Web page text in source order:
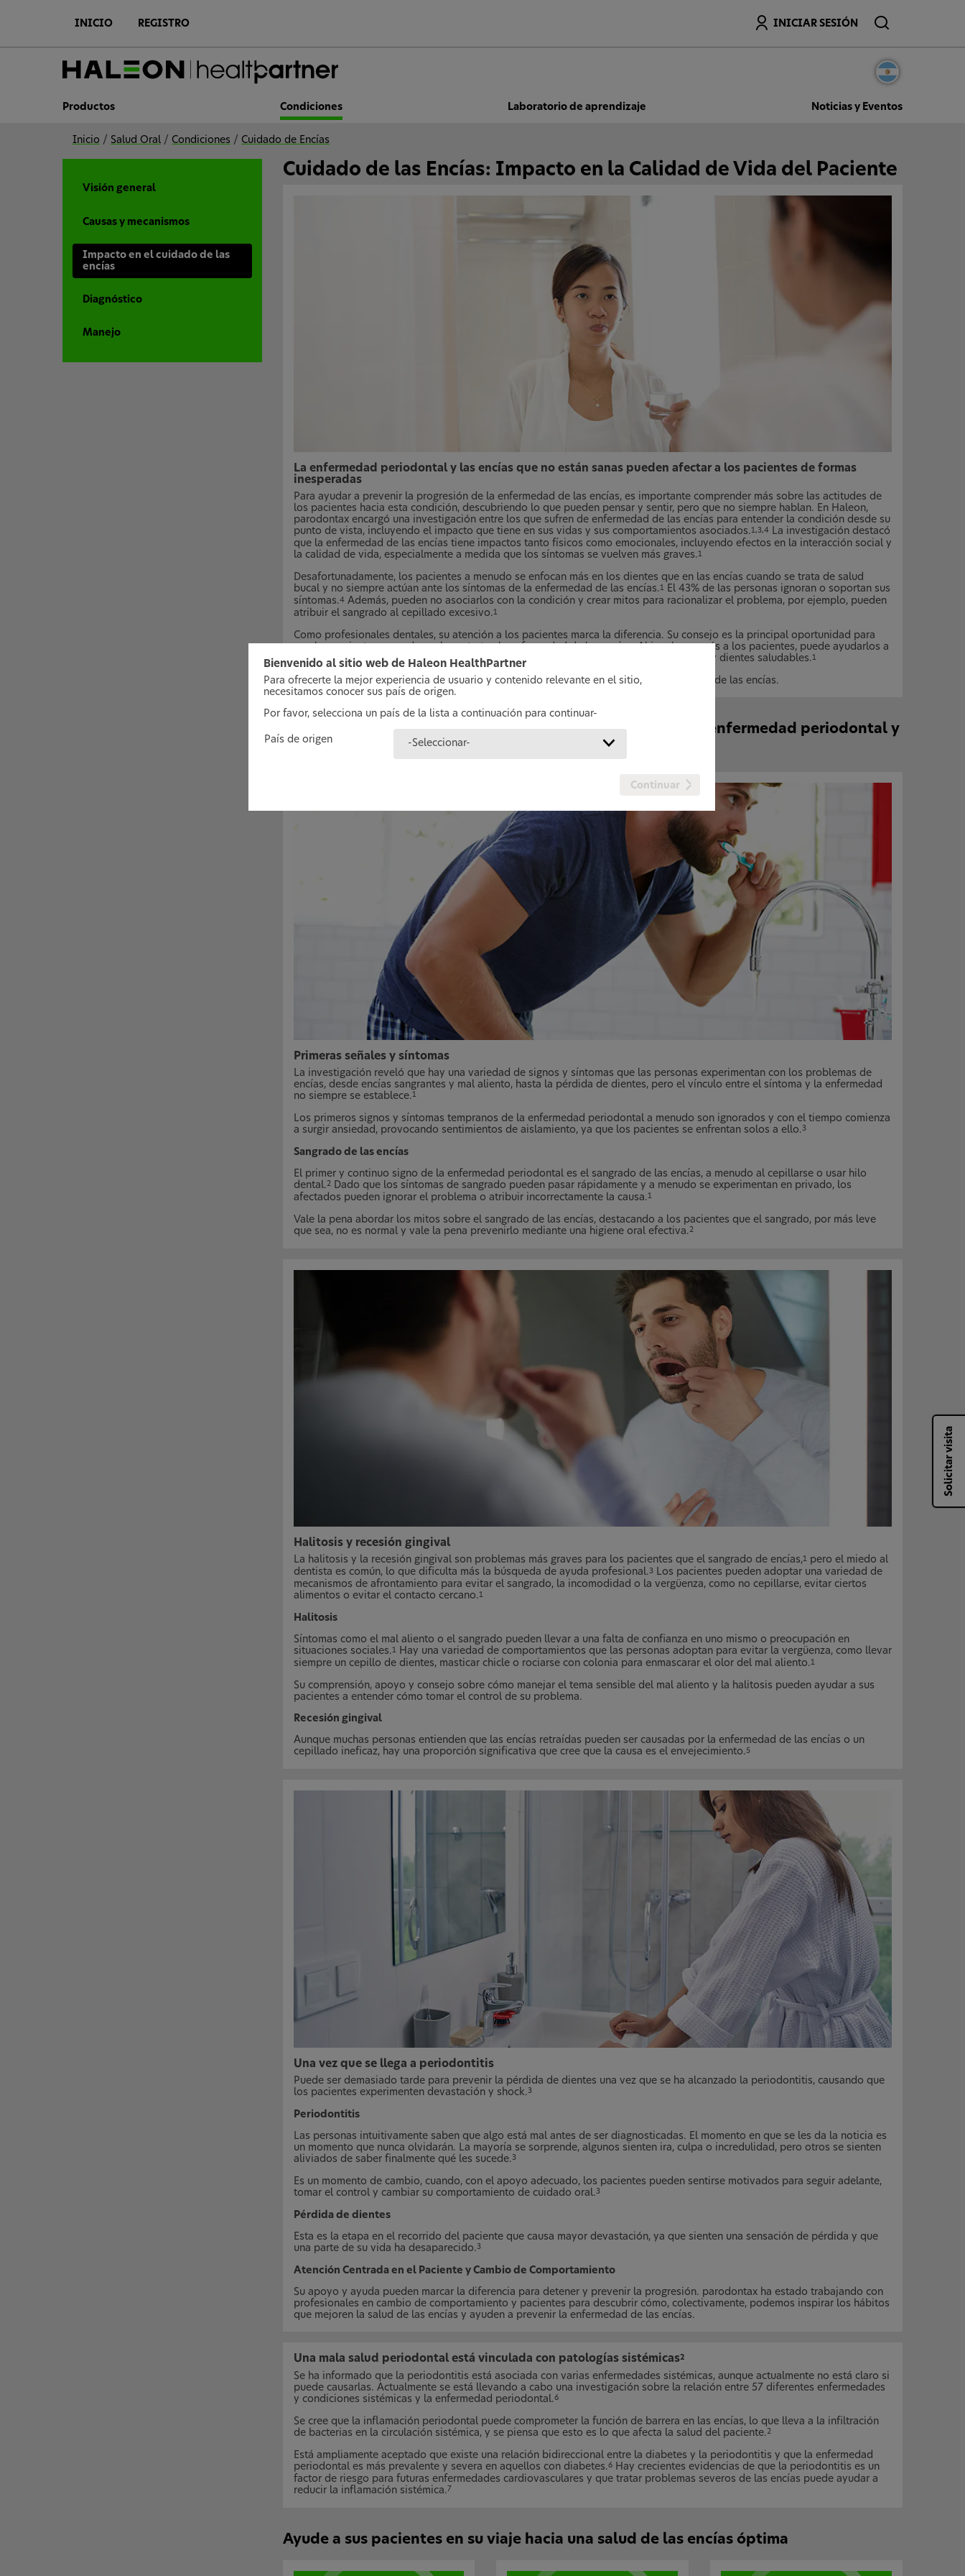
INICIO REGISTRO INICIAR SESIÓN
Productos Condiciones Laboratorio de aprendizaje Noticias y Eventos
Inicio / Salud Oral / Condiciones / Cuidado de Encías
Visión general
Causas y mecanismos
Impacto en el cuidado de las
encías
Diagnóstico
Manejo
Cuidado de las Encías: Impacto en la Calidad de Vida del Paciente
La enfermedad periodontal y las encías que no están sanas pueden afectar a los pacientes de formas
inesperadas
Para ayudar a prevenir la progresión de la enfermedad de las encías, es importante comprender más sobre las actitudes de
los pacientes hacia esta condición, descubriendo lo que pueden pensar y sentir, pero que no siempre hablan. En Haleon,
parodontax encargó una investigación entre los que sufren de enfermedad de las encías para entender la condición desde su
punto de vista, incluyendo el impacto que tiene en sus vidas y sus comportamientos asociados.1,3,4La investigación destacó
que la enfermedad de las encías tiene impactos tanto físicos como emocionales, incluyendo efectos en la interacción social y
la calidad de vida, especialmente a medida que los síntomas se vuelven más graves.1
Desafortunadamente, los pacientes a menudo se enfocan más en los dientes que en las encías cuando se trata de salud
bucal y no siempre actúan ante los síntomas de la enfermedad de las encías.1 El 43% de las personas ignoran o soportan sus
síntomas.4Además, pueden no asociarlos con la condición y crear mitos para racionalizar el problema, por ejemplo, pueden
atribuir el sangrado al cepillado excesivo.1
Como profesionales dentales, su atención a los pacientes marca la diferencia. Su consejo es la principal oportunidad para
que los pacientes aprendan sobre y traten la enfermedad de las encías. Al involucrar más a los pacientes, puede ayudarlos a
identificar cualquier síntoma y crear el vínculo entre la higiene oral diaria y unas encías y dientes saludables.1
Siga leyendo para saber más sobre las opiniones de los pacientes sobre la enfermedad de las encías.
Los pacientes pueden padecer ansiedad cuando avanza la enfermedad periodontal y
los problemas gingivales
Primeras señales y síntomas
La investigación reveló que hay una variedad de signos y síntomas que las personas experimentan con los problemas de
encías, desde encías sangrantes y mal aliento, hasta la pérdida de dientes, pero el vínculo entre el síntoma y la enfermedad
no siempre se establece.1
Los primeros signos y síntomas tempranos de la enfermedad periodontal a menudo son ignorados y con el tiempo comienza
a surgir ansiedad, provocando sentimientos de aislamiento, ya que los pacientes se enfrentan solos a ello.3
Sangrado de las encías
El primer y continuo signo de la enfermedad periodontal es el sangrado de las encías, a menudo al cepillarse o usar hilo
dental. 2Dado que los síntomas de sangrado pueden pasar rápidamente y a menudo se experimentan en privado, los
afectados pueden ignorar el problema o atribuir incorrectamente la causa.1
Vale la pena abordar los mitos sobre el sangrado de las encías, destacando a los pacientes que el sangrado, por más leve
que sea, no es normal y vale la pena prevenirlo mediante una higiene oral efectiva. 2
Halitosis y recesión gingival
La halitosis y la recesión gingival son problemas más graves para los pacientes que el sangrado de encías,1 pero el miedo al
dentista es común, lo que dificulta más la búsqueda de ayuda profesional.3Los pacientes pueden adoptar una variedad de
mecanismos de afrontamiento para evitar el sangrado, la incomodidad o la vergüenza, como no cepillarse, evitar ciertos
alimentos o evitar el contacto cercano.1
Halitosis
Síntomas como el mal aliento o el sangrado pueden llevar a una falta de confianza en uno mismo o preocupación en
situaciones sociales.1 Hay una variedad de comportamientos que las personas adoptan para evitar la vergüenza, como llevar
siempre un cepillo de dientes, masticar chicle o rociarse con colonia para enmascarar el olor del mal aliento.1
Su comprensión, apoyo y consejo sobre cómo manejar el tema sensible del mal aliento y la halitosis pueden ayudar a sus
pacientes a entender cómo tomar el control de su problema.
Recesión gingival
Aunque muchas personas entienden que las encías retraídas pueden ser causadas por la enfermedad de las encías o un
cepillado ineficaz, hay una proporción significativa que cree que la causa es el envejecimiento.5
Una vez que se llega a periodontitis
Puede ser demasiado tarde para prevenir la pérdida de dientes una vez que se ha alcanzado la periodontitis, causando que
los pacientes experimenten devastación y shock.3
Periodontitis
Las personas intuitivamente saben que algo está mal antes de ser diagnosticadas. El momento en que se les da la noticia es
un momento que nunca olvidarán. La mayoría se sorprende, algunos sienten ira, culpa o incredulidad, pero otros se sienten
aliviados de saber finalmente qué les sucede.3
Es un momento de cambio, cuando, con el apoyo adecuado, los pacientes pueden sentirse motivados para seguir adelante,
tomar el control y cambiar su comportamiento de cuidado oral.3
Pérdida de dientes
Esta es la etapa en el recorrido del paciente que causa mayor devastación, ya que sienten una sensación de pérdida y que
una parte de su vida ha desaparecido.3
Atención Centrada en el Paciente y Cambio de Comportamiento
Su apoyo y ayuda pueden marcar la diferencia para detener y prevenir la progresión. parodontax ha estado trabajando con
profesionales en cambio de comportamiento y pacientes para descubrir cómo, colectivamente, podemos inspirar los hábitos
que mejoren la salud de las encías y ayuden a prevenir la enfermedad de las encías.
Una mala salud periodontal está vinculada con patologías sistémicas2
Se ha informado que la periodontitis está asociada con varias enfermedades sistémicas, aunque actualmente no está claro si
puede causarlas. Actualmente se está llevando a cabo una investigación sobre la relación entre 57 diferentes enfermedades
y condiciones sistémicas y la enfermedad periodontal.6
Se cree que la inflamación periodontal puede comprometer la función de barrera en las encías, lo que lleva a la infiltración
de bacterias en la circulación sistémica, y se piensa que esto es lo que afecta la salud del paciente. 2
Está ampliamente aceptado que existe una relación bidireccional entre la diabetes y la periodontitis y que la enfermedad
periodontal es más prevalente y severa en aquellos con diabetes.6Hay crecientes evidencias de que la periodontitis es un
factor de riesgo para futuras enfermedades cardiovasculares y que tratar problemas severos de las encías puede ayudar a
reducir la inflamación sistémica. 7
Ayude a sus pacientes en su viaje hacia una salud de las encías óptima
Solicitar visita
Bienvenido al sitio web de Haleon HealthPartner
Para ofrecerte la mejor experiencia de usuario y contenido relevante en el sitio,
necesitamos conocer sus país de origen.
Por favor, selecciona un país de la lista a continuación para continuar-
País de origen -Seleccionar-
Continuar